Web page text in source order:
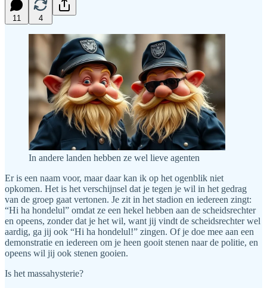
11 4
In andere landen hebben ze wel lieve agenten
Er is een naam voor, maar daar kan ik op het ogenblik niet
opkomen. Het is het verschijnsel dat je tegen je wil in het gedrag
van de groep gaat vertonen. Je zit in het stadion en iedereen zingt:
“Hi ha hondelul” omdat ze een hekel hebben aan de scheidsrechter
en opeens, zonder dat je het wil, want jij vindt de scheidsrechter wel
aardig, ga jij ook “Hi ha hondelul!” zingen. Of je doe mee aan een
demonstratie en iedereen om je heen gooit stenen naar de politie, en
opeens wil jij ook stenen gooien.
Is het massahysterie?